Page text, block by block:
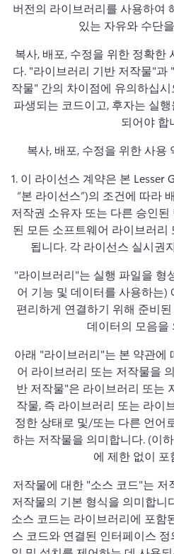
버전의 라이브러리를 사용하여
있는 자유와 수단
복사, 배포, 수정을 위한 정확한
다. "라이브러리 기반 저작물"과
작물" 간의 차이점에 유의하십시
파생되는 코드이고, 후자는 실
되어야 합
복사, 배포, 수정을 위한 사용
1. 이 라이선스 계약은 본 Lesser
“본 라이선스”)의 조건에 따라
저작권 소유자 또는 다른 승인
된 모든 소프트웨어 라이브러리
됩니다. 각 라이선스 실시권
"라이브러리"는 실행 파일을 형
어 기능 및 데이터를 사용하는)
편리하게 연결하기 위해 준비
데이터의 모음을
아래 "라이브러리"는 본 약관에
어 라이브러리 또는 저작물을
반 저작물"은 라이브러리 또는
작물, 즉 라이브러리 또는 라이
정한 상태로 및/또는 다른 언어
하는 저작물을 의미합니다. (이
에 제한 없이 포
저작물에 대한 "소스 코드"는 저
저작물의 기본 형식을 의미합니
소스 코드는 라이브러리에 포함
스 코드와 연결된 인터페이스